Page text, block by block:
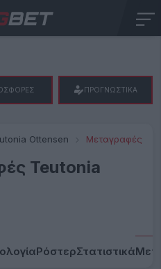
Ottensen Μεταγραφές
Teutonia
ΡόστερΣτατιστικά
ΠΡΟΓΝΩΣΤΙΚΑ